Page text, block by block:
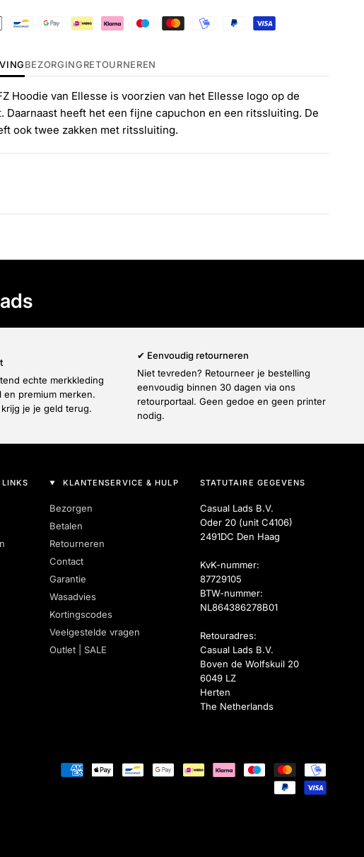
BEZORGINGRETOURNEREN
Hoodie van Ellesse is voorzien van het Ellesse logo op de
Daarnaast heeft het een fijne capuchon en een ritssluiting. De
ook twee zakken met ritssluiting.
echte merkkleding
en premium merken.
je je geld terug.
✔ Eenvoudig retourneren
Niet tevreden? Retourneer je bestelling
eenvoudig binnen 30 dagen via ons
retourportaal. Geen gedoe en geen printer
nodig.
KLANTENSERVICE & HULP
Bezorgen
Betalen
Retourneren
Contact
Garantie
Wasadvies
Kortingscodes
Veelgestelde vragen
Outlet | SALE
STATUTAIRE GEGEVENS
Casual Lads B.V.
Oder 20 (unit C4106)
2491DC Den Haag
KvK-nummer:
87729105
BTW-nummer:
NL864386278B01
Retouradres:
Casual Lads B.V.
Boven de Wolfskuil 20
6049 LZ
Herten
The Netherlands